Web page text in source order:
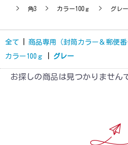
>
角3 > カラー100ｇ > グレー
全て 商品専用（封筒カラー＆郵便番
カラー100ｇ
グレー
お探しの商品は見つかりません